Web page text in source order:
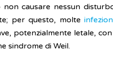
non causare nessun
per questo, molte
potenzialmente letale,
sindrome di Weil.